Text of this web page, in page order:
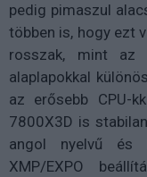
pedig pimaszul
többen is, hogy ezt
rosszak, mint az
alaplapokkal
az erősebb CPU-
7800X3D is
angol nyelvű és
XMP/EXPO